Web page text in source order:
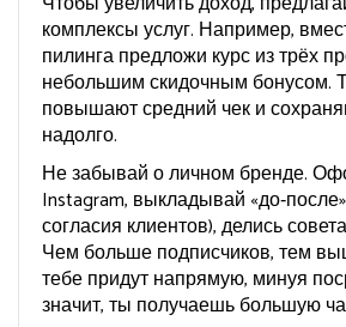
комплексы услуг. Например,
пилинга предложи курс из трёх
небольшим скидочным бонусом.
повышают средний чек и
надолго.
Не забывай о личном бренде.
Instagram, выкладывай
согласия клиентов), делись
Чем больше подписчиков, тем
тебе придут напрямую, минуя
значит, ты получаешь большую